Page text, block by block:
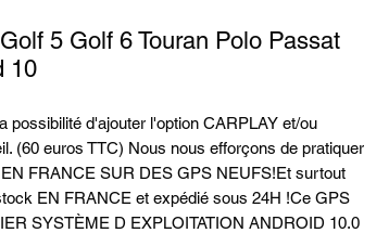
5 Golf 6 Touran Polo Passat
10
possibilité d'ajouter l'option CARPLAY et/ou
(60 euros TTC) Nous nous efforçons de pratiquer
FRANCE SUR DES GPS NEUFS!Et surtout
EN FRANCE et expédié sous 24H !Ce GPS
SYSTÈME D EXPLOITATION ANDROID 10.0